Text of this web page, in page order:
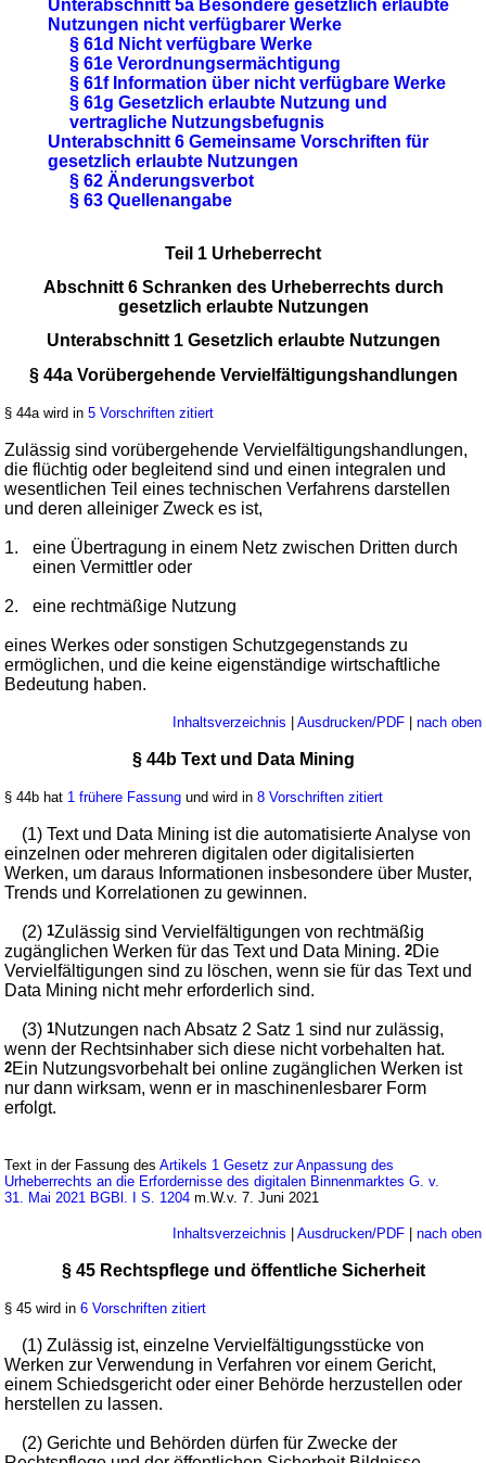
Unterabschnitt 5a Besondere gesetzlich erlaubte
Nutzungen nicht verfügbarer Werke
§ 61d Nicht verfügbare Werke
§ 61e Verordnungsermächtigung
§ 61f Information über nicht verfügbare Werke
§ 61g Gesetzlich erlaubte Nutzung und
vertragliche Nutzungsbefugnis
Unterabschnitt 6 Gemeinsame Vorschriften für
gesetzlich erlaubte Nutzungen
§ 62 Änderungsverbot
§ 63 Quellenangabe
Teil 1 Urheberrecht
Abschnitt 6 Schranken des Urheberrechts durch
gesetzlich erlaubte Nutzungen
Unterabschnitt 1 Gesetzlich erlaubte Nutzungen
§ 44a Vorübergehende Vervielfältigungshandlungen
§ 44a wird in5 Vorschriften zitiert
Zulässig sind vorübergehende Vervielfältigungshandlungen,
die flüchtig oder begleitend sind und einen integralen und
wesentlichen Teil eines technischen Verfahrens darstellen
und deren alleiniger Zweck es ist,
1.
eine Übertragung in einem Netz zwischen Dritten durch
einen Vermittler oder
2. eine rechtmäßige Nutzung
eines Werkes oder sonstigen Schutzgegenstands zu
ermöglichen, und die keine eigenständige wirtschaftliche
Bedeutung haben.
Inhaltsverzeichnis | Ausdrucken/PDF| nach oben
§ 44b Text und Data Mining
§ 44b hat 1 frühere Fassung und wird in8 Vorschriften zitiert
(1) Text und Data Mining ist die automatisierte Analyse von
einzelnen oder mehreren digitalen oder digitalisierten
Werken, um daraus Informationen insbesondere über Muster,
Trends und Korrelationen zu gewinnen.
(2)1Zulässig sind Vervielfältigungen von rechtmäßig
zugänglichen Werken für das Text und Data Mining.2Die
Vervielfältigungen sind zu löschen, wenn sie für das Text und
Data Mining nicht mehr erforderlich sind.
(3)1Nutzungen nach Absatz 2 Satz 1 sind nur zulässig,
wenn der Rechtsinhaber sich diese nicht vorbehalten hat.
2Ein Nutzungsvorbehalt bei online zugänglichen Werken ist
nur dann wirksam, wenn er in maschinenlesbarer Form
erfolgt.
Text in der Fassung desArtikels 1 Gesetz zur Anpassung des
Urheberrechts an die Erfordernisse des digitalen Binnenmarktes G. v.
31. Mai 2021 BGBl. I S. 1204 m.W.v. 7. Juni 2021
Inhaltsverzeichnis | Ausdrucken/PDF| nach oben
§ 45 Rechtspflege und öffentliche Sicherheit
§ 45 wird in6 Vorschriften zitiert
(1) Zulässig ist, einzelne Vervielfältigungsstücke von
Werken zur Verwendung in Verfahren vor einem Gericht,
einem Schiedsgericht oder einer Behörde herzustellen oder
herstellen zu lassen.
(2) Gerichte und Behörden dürfen für Zwecke der